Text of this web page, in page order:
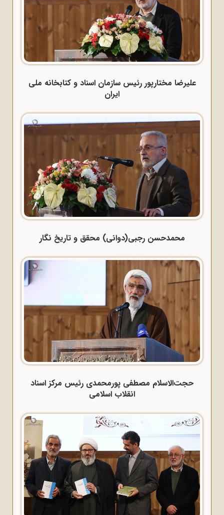
علیرضا مختارپور رئیس سازمان اسناد و کتابخانه ملی
ایران
محمدحسن رجبی(دوانی) محقق و تاریخ نگار
حجت‌الاسلام مصطفی پورمحمدی رئیس مرکز اسناد
انقلاب اسلامی